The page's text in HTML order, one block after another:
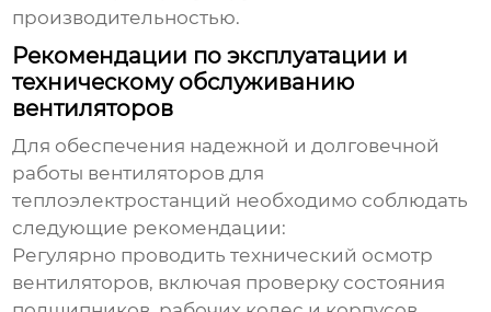
производительностью.
Рекомендации по эксплуатации и
техническому обслуживанию
вентиляторов
Для обеспечения надежной и долговечной
работы вентиляторов для
теплоэлектростанций необходимо соблюдать
следующие рекомендации:
Регулярно проводить технический осмотр
вентиляторов, включая проверку состояния